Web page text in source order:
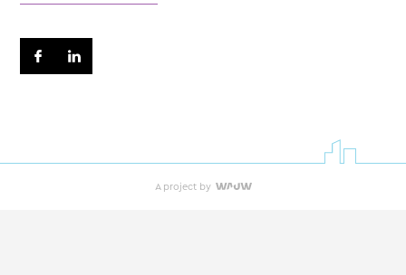
A project by